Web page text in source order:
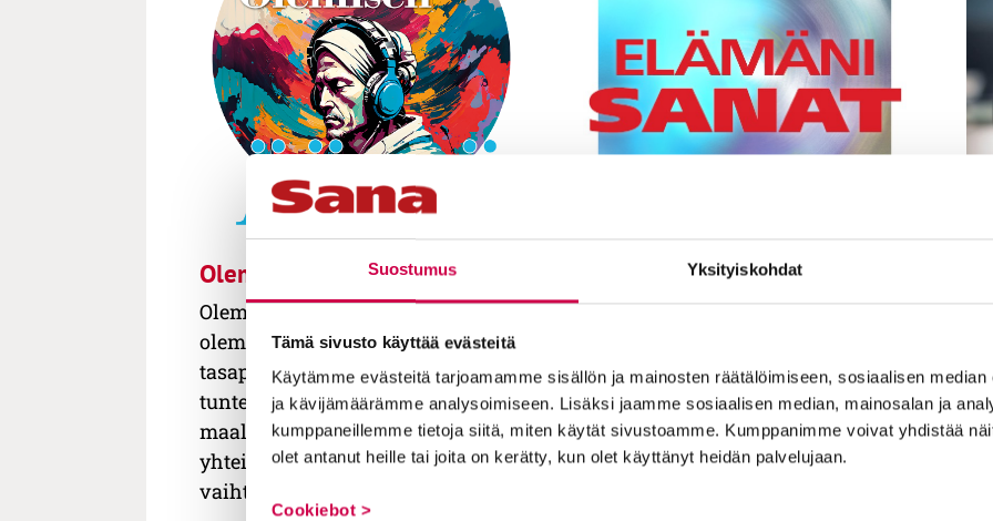
Suostumus Yksityiskohdat
Tämä sivusto käyttää evästeitä
Käytämme evästeitä tarjoamamme sisällön ja mainosten räätälöimiseen, sosiaalisen
ja kävijämäärämme analysoimiseen. Lisäksi jaamme sosiaalisen median, mainosalan ja
kumppaneillemme tietoja siitä, miten käytät sivustoamme. Kumppanimme voivat yhdistää
olet antanut heille tai joita on kerätty, kun olet käyttänyt heidän palvelujaan.
Cookiebot >
Olemisen ääniä
Olemisen ääniä sukeltaa
olemassaolon syvään päätyyn
tasapainotellen tunnetun ja
tuntemattoman, pyhän ja
maallisen sekä yksilön ja
yhteiskunnan rajapinnoilla
vaihtelevien vieraiden kanssa.
Elämäni sanat
Jokaisella meistä on tärkeitä
tarinoita. Elämäni sanat -
ohjelmassa haastateltavat saavat
valita kahdeksan sanaa, joiden
pohjalta Sana-median